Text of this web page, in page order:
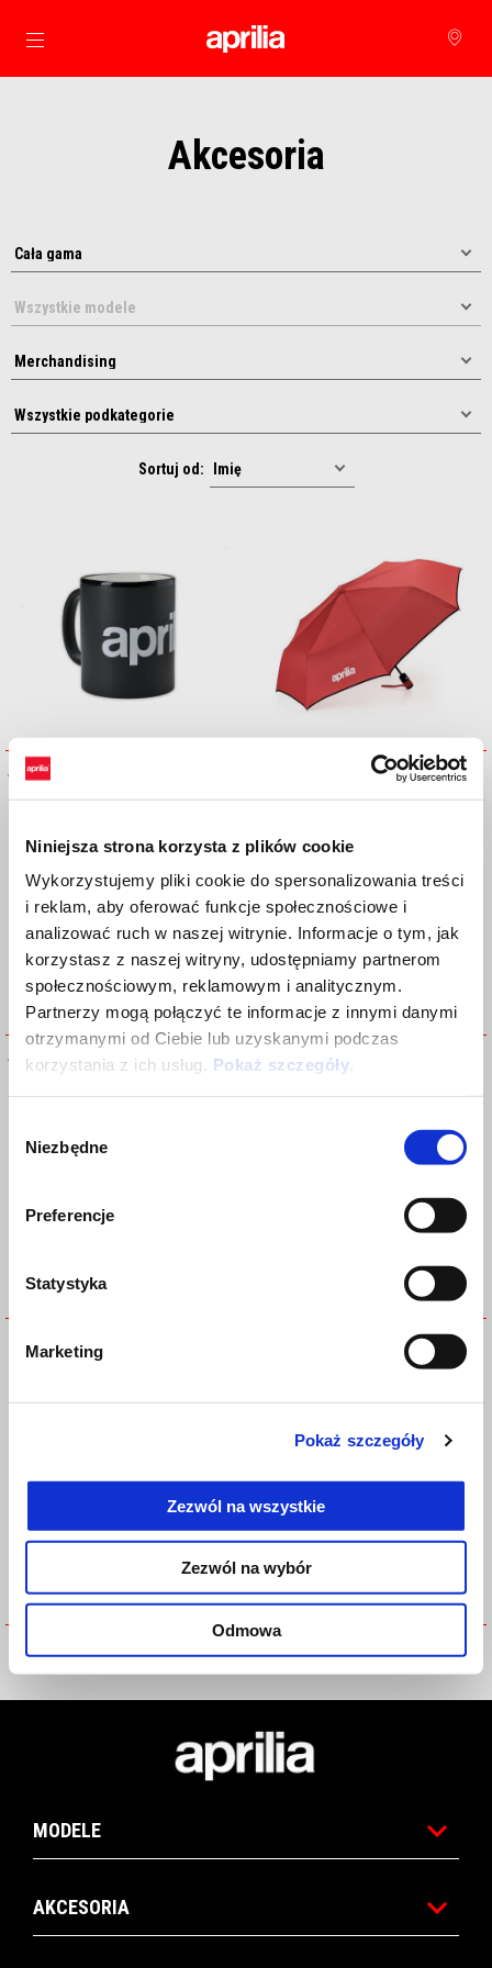
Niniejsza strona korzysta z plików cookie
Wykorzystujemy pliki cookie do spersonalizowania treści
i reklam, aby oferować funkcje społecznościowe i
analizować ruch w naszej witrynie. Informacje o tym, jak
korzystasz z naszej witryny, udostępniamy partnerom
społecznościowym, reklamowym i analitycznym.
Partnerzy mogą połączyć te informacje z innymi danymi
otrzymanymi od Ciebie lub uzyskanymi podczas
korzystania z ich usług. Pokaż szczegóły.
zgody
Niezbędne
Preferencje
Statystyka
Marketing
Pokaż szczegóły
Zezwól na wszystkie
Zezwól na wybór
Odmowa
Idź do strony głównej
Akcesoria
Sortuj od:
Aprilia Mug
Aprilia Water Bottle BACK PACK - APRILIA RACING
RACING
FLAG - APRILIA RACING
MODELE
AKCESORIA